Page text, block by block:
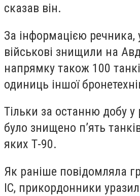
сказав він.
За інформацією речника,
військові знищили на
напрямку також 100
одиниць іншої
Тільки за останню добу у
було знищено п’ять
яких Т-90.
Як раніше повідомляла
ІС, прикордонники